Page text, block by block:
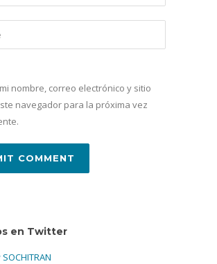
nombre, correo electrónico y sitio
navegador para la próxima vez
en Twitter